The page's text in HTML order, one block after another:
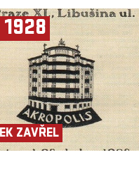
ZAVŘEL